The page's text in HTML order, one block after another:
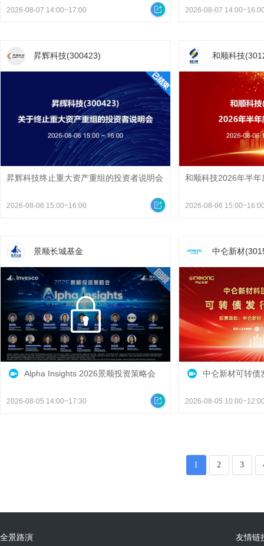
2026-08-07 14:00~17:00 2026-08-07
昇辉科技(300423)
昇辉科技终止重大资产重组的投资者说明会
2026-08-06 15:00~16:00
和顺科技
和顺科技2026年半年
2026-08-06
景顺长城基金
Alpha Insights 2026景顺投资策略会
2026-08-05 14:00~17:30
中仑新材
中仑新材可转债
2026-08-05
1 2 3
全景路演 友情链